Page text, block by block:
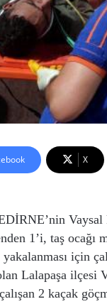
X
Vaysal
1’i, taş
için
Lalapaşa ilçesi
2 kaçak